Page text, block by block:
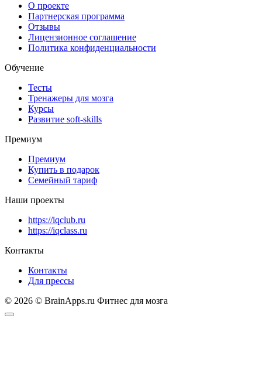
О проекте
Партнерская программа
Отзывы
Лицензионное соглашение
Политика конфиденциальности
Обучение
Тесты
Тренажеры для мозга
Курсы
Развитие soft-skills
Премиум
Премиум
Купить в подарок
Семейный тариф
Наши проекты
https://iqclub.ru
https://iqclass.ru
Контакты
Контакты
Для прессы
© 2026 © BrainApps.ru Фитнес для мозга